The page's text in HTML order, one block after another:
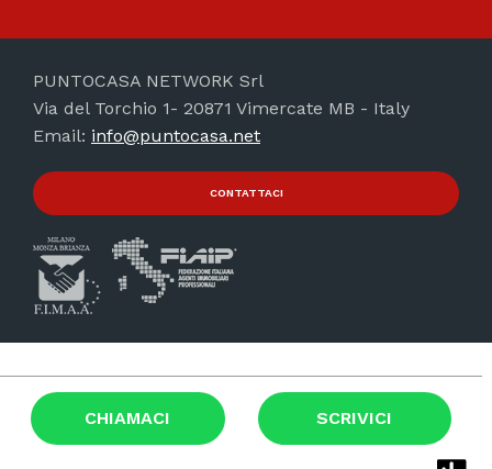
CHIAMACI SCRIVICI
PUNTOCASA NETWORK Srl
Via del Torchio 1- 20871 Vimercate MB - Italy
Email: info@puntocasa.net
CONTATTACI
Cookie Policy
Privacy